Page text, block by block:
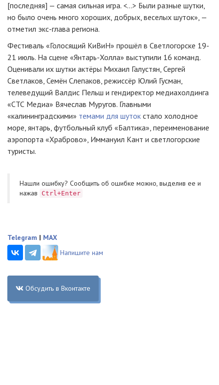
[последняя] — самая сильная игра. <...> Были разные шутки,
но было очень много хороших, добрых, веселых шуток», —
отметил экс-глава региона.
Фестиваль «Голосящий КиВиН» прошёл в Светлогорске 19-
21 июль. На сцене «Янтарь-Холла» выступили 16 команд.
Оценивали их шутки актёры Михаил Галустян, Сергей
Светлаков, Семён Слепаков, режиссёр Юлий Гусман,
телеведущий Валдис Пельш и гендиректор медиахолдинга
«СТС Медиа» Вячеслав Муругов. Главными
«калининградскими» темами для шуток стало холодное
море, янтарь, футбольный клуб «Балтика», переименование
аэропорта «Храброво», Иммануил Кант и светлогорские
туристы.
Нашли ошибку? Cообщить об ошибке можно, выделив ее и
нажав
Ctrl+Enter
Telegram | MAX
Напишите нам
Обсудить в Вконтакте